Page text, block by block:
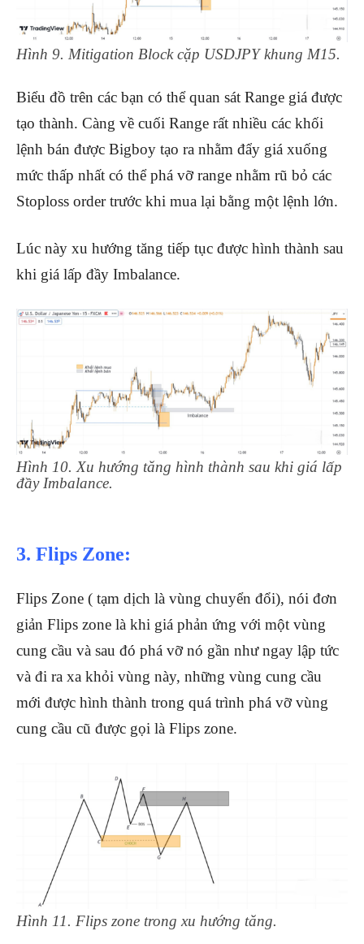
Hình 9. Mitigation Block cặp USDJPY khung M15.
Biểu đồ trên các bạn có thể quan sát Range giá được
tạo thành. Càng về cuối Range rất nhiều các khối
lệnh bán được Bigboy tạo ra nhằm đẩy giá xuống
mức thấp nhất có thể phá vỡ range nhằm rũ bỏ các
Stoploss order trước khi mua lại bằng một lệnh lớn.
Lúc này xu hướng tăng tiếp tục được hình thành sau
khi giá lấp đầy Imbalance.
Hình 10. Xu hướng tăng hình thành sau khi giá lấp
đầy Imbalance.
3. Flips Zone:
Flips Zone ( tạm dịch là vùng chuyển đổi), nói đơn
giản Flips zone là khi giá phản ứng với một vùng
cung cầu và sau đó phá vỡ nó gần như ngay lập tức
và đi ra xa khỏi vùng này, những vùng cung cầu
mới được hình thành trong quá trình phá vỡ vùng
cung cầu cũ được gọi là Flips zone.
Hình 11. Flips zone trong xu hướng tăng.